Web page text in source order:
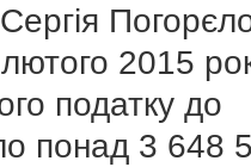
2015
податку до
понад 3 648